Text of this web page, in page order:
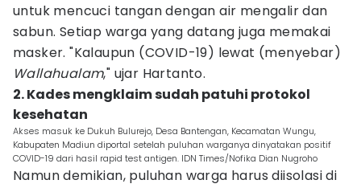
untuk mencuci tangan dengan air mengalir dan
sabun. Setiap warga yang datang juga memakai
masker. "Kalaupun (COVID-19) lewat (menyebar)
Wallahualam," ujar Hartanto.
2. Kades mengklaim sudah patuhi protokol
kesehatan
Akses masuk ke Dukuh Bulurejo, Desa Bantengan, Kecamatan Wungu,
Kabupaten Madiun diportal setelah puluhan warganya dinyatakan positif
COVID-19 dari hasil rapid test antigen. IDN Times/Nofika Dian Nugroho
Namun demikian, puluhan warga harus diisolasi di